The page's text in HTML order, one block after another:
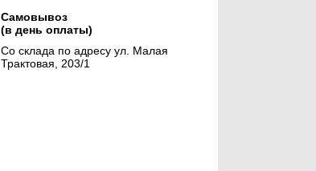
Самовывоз
(в день оплаты)
Со склада по адресу ул. Малая
Трактовая, 203/1